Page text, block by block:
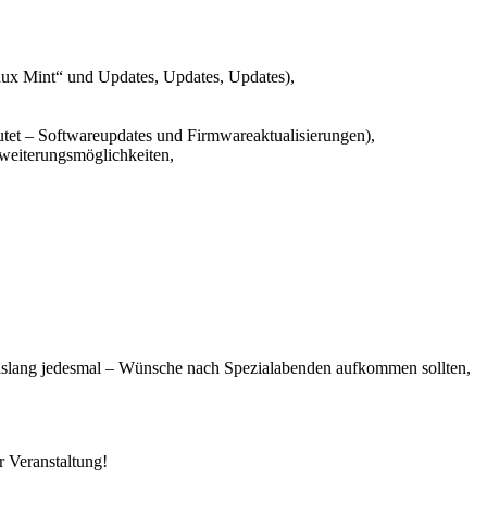
Mint“ und Updates, Updates, Updates),
– Softwareupdates und Firmwareaktualisierungen),
jedesmal – Wünsche nach Spezialabenden aufkommen sollten,
Veranstaltung!